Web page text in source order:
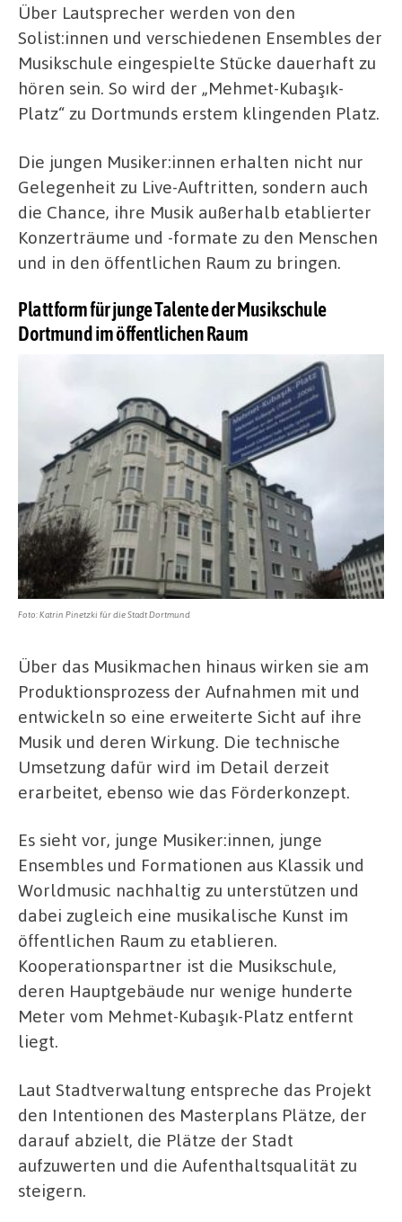
Über Lautsprecher werden von den
Solist:innen und verschiedenen Ensembles der
Musikschule eingespielte Stücke dauerhaft zu
hören sein. So wird der „Mehmet-Kubaşık-
Platz“ zu Dortmunds erstem klingenden Platz.
Die jungen Musiker:innen erhalten nicht nur
Gelegenheit zu Live-Auftritten, sondern auch
die Chance, ihre Musik außerhalb etablierter
Konzerträume und -formate zu den Menschen
und in den öffentlichen Raum zu bringen.
Plattform für junge Talente der Musikschule
Dortmund im öffentlichen Raum
Foto: Katrin Pinetzki für die Stadt Dortmund
Über das Musikmachen hinaus wirken sie am
Produktionsprozess der Aufnahmen mit und
entwickeln so eine erweiterte Sicht auf ihre
Musik und deren Wirkung. Die technische
Umsetzung dafür wird im Detail derzeit
erarbeitet, ebenso wie das Förderkonzept.
Es sieht vor, junge Musiker:innen, junge
Ensembles und Formationen aus Klassik und
Worldmusic nachhaltig zu unterstützen und
dabei zugleich eine musikalische Kunst im
öffentlichen Raum zu etablieren.
Kooperationspartner ist die Musikschule,
deren Hauptgebäude nur wenige hunderte
Meter vom Mehmet-Kubaşık-Platz entfernt
liegt.
Laut Stadtverwaltung entspreche das Projekt
den Intentionen des Masterplans Plätze, der
darauf abzielt, die Plätze der Stadt
aufzuwerten und die Aufenthaltsqualität zu
steigern.